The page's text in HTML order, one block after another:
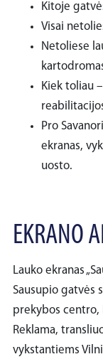
Kitoje
Visai
Netoliese
Kiek toliau
Pro
ekranas,
uosto.
EKRANO
Lauko ekranas
Sausupio gatvės
prekybos
Reklama,
vykstantiems